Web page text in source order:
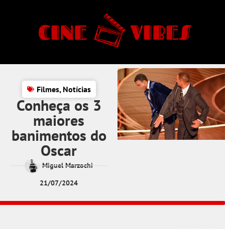
Filmes, Notícias
Conheça os 3
maiores
banimentos do
Oscar
Miguel Marzochi
21/07/2024